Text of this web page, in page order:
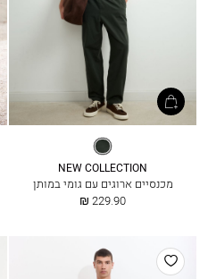
תיק
דופל
NEW COLLECTION
מכנסיים ארוגים עם גומי במותן
החל
229.90 ₪
הוסף
למועדפים